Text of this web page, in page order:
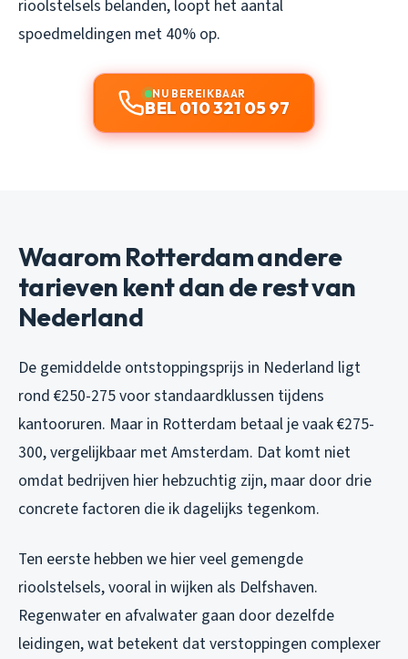
rioolstelsels belanden, loopt het aantal
spoedmeldingen met 40% op.
NU BEREIKBAAR
BEL 010 321 05 97
Waarom Rotterdam andere
tarieven kent dan de rest van
Nederland
De gemiddelde ontstoppingsprijs in Nederland ligt
rond €250-275 voor standaardklussen tijdens
kantooruren. Maar in Rotterdam betaal je vaak €275-
300, vergelijkbaar met Amsterdam. Dat komt niet
omdat bedrijven hier hebzuchtig zijn, maar door drie
concrete factoren die ik dagelijks tegenkom.
Ten eerste hebben we hier veel gemengde
rioolstelsels, vooral in wijken als Delfshaven.
Regenwater en afvalwater gaan door dezelfde
leidingen, wat betekent dat verstoppingen complexer